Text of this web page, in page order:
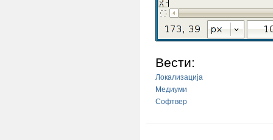
Вести:
Локализација
Медиуми
Софтвер